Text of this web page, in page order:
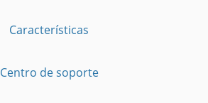
Características
Centro de soporte